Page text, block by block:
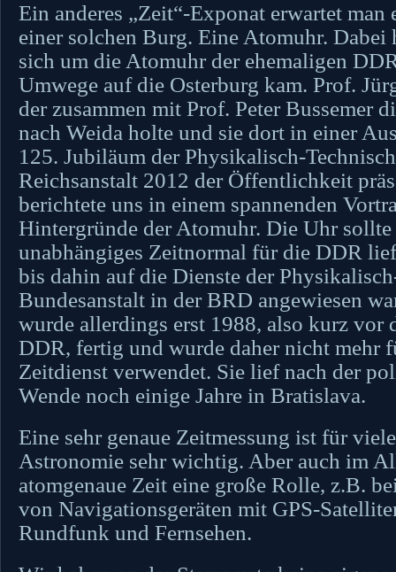
Ein anderes „Zeit“-Exponat erwartet man
einer solchen Burg. Eine Atomuhr. Dabei
sich um die Atomuhr der ehemaligen
Umwege auf die Osterburg kam. Prof.
der zusammen mit Prof. Peter Bussemer
nach Weida holte und sie dort in einer
125. Jubiläum der Physikalisch-
Reichsanstalt 2012 der Öffentlichkeit
berichtete uns in einem spannenden
Hintergründe der Atomuhr. Die Uhr sollte
unabhängiges Zeitnormal für die DDR
bis dahin auf die Dienste der
Bundesanstalt in der BRD angewiesen
wurde allerdings erst 1988, also kurz vor
DDR, fertig und wurde daher nicht mehr
Zeitdienst verwendet. Sie lief nach der
Wende noch einige Jahre in Bratislava.
Eine sehr genaue Zeitmessung ist für
Astronomie sehr wichtig. Aber auch im
atomgenaue Zeit eine große Rolle, z.B.
von Navigationsgeräten mit GPS-
Rundfunk und Fernsehen.